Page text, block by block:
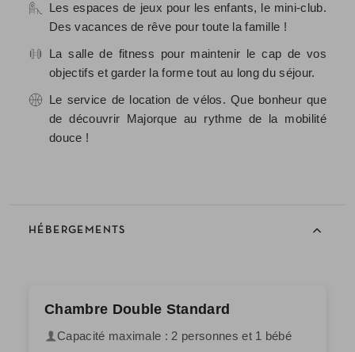
Les espaces de jeux pour les enfants, le mini-club.
Des vacances de rêve pour toute la famille !
La salle de fitness pour maintenir le cap de vos
objectifs et garder la forme tout au long du séjour.
Le service de location de vélos. Que bonheur que
de découvrir Majorque au rythme de la mobilité
douce !
HÉBERGEMENTS
Chambre Double Standard
Capacité maximale : 2 personnes et 1 bébé